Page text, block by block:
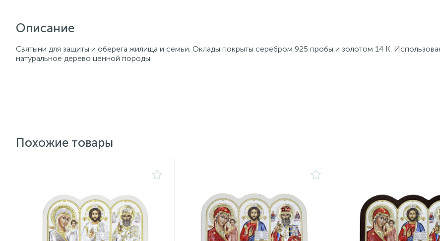
Описание
Святыни для защиты и оберега жилища и семьи. Оклады покрыты серебром 925 пробы и золотом 14 К.
натуральное дерево ценной породы.
Похожие товары